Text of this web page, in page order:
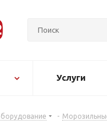
Услуги
-